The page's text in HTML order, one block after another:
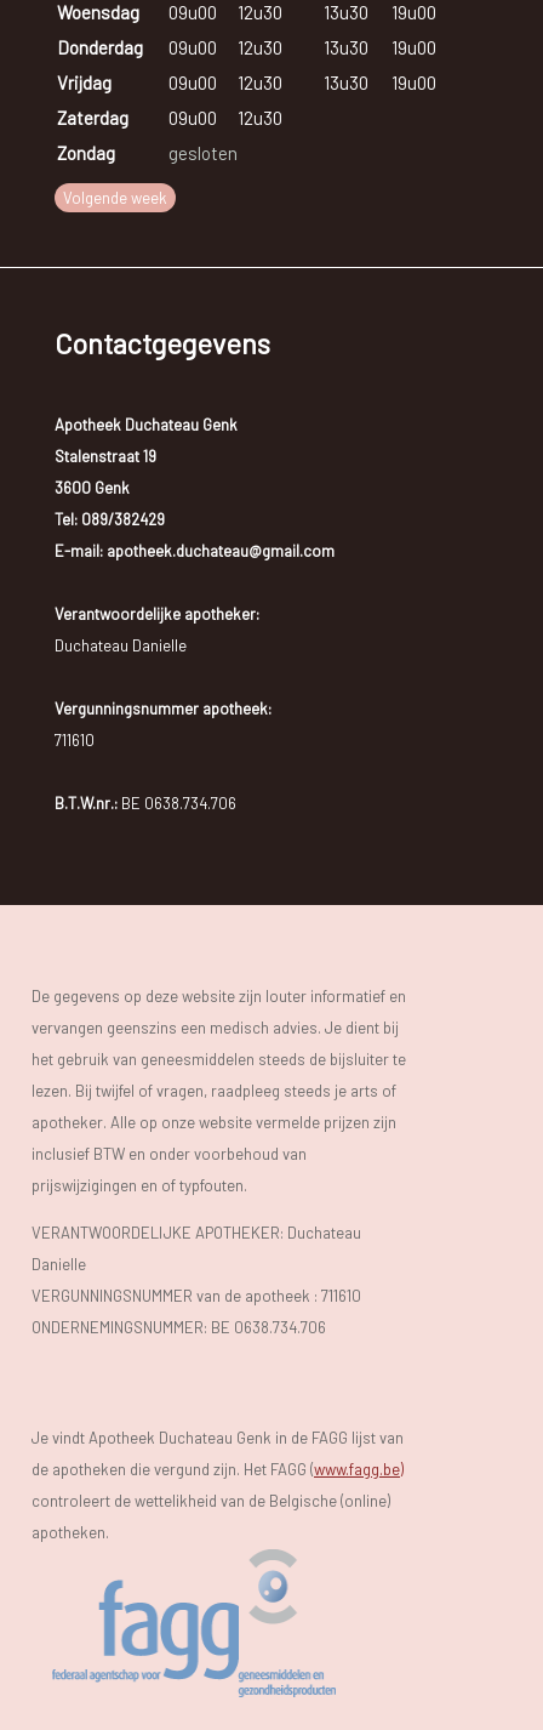
Woensdag
09u00 12u30 13u30
19u00
Donderdag
09u00 12u30 13u30
19u00
Vrijdag
09u00 12u30 13u30
19u00
Zaterdag
09u00
12u30
Zondag
gesloten
Volgende week
Contactgegevens
Apotheek Duchateau Genk
Stalenstraat 19
3600 Genk
Tel: 089/382429
E-mail: apotheek.duchateau@gmail.com
Verantwoordelijke apotheker:
Duchateau Danielle
Vergunningsnummer apotheek:
711610
B.T.W.nr.:BE 0638.734.706
De gegevens op deze website zijn louter informatief en
vervangen geenszins een medisch advies. Je dient bij
het gebruik van geneesmiddelen steeds de bijsluiter te
lezen. Bij twijfel of vragen, raadpleeg steeds je arts of
apotheker. Alle op onze website vermelde prijzen zijn
inclusief BTW en onder voorbehoud van
prijswijzigingen en of typfouten.
VERANTWOORDELIJKE APOTHEKER: Duchateau
Danielle
VERGUNNINGSNUMMER van de apotheek : 711610
ONDERNEMINGSNUMMER: BE 0638.734.706
Je vindt Apotheek Duchateau Genk in de FAGG lijst van
de apotheken die vergund zijn. Het FAGG (www.fagg.be)
controleert de wettelikheid van de Belgische (online)
apotheken.